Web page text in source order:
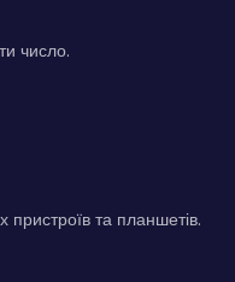
число.
та планшетів.